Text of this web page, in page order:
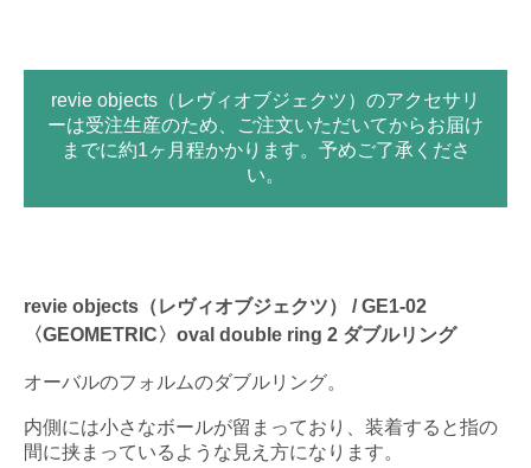
revie objects（レヴィオブジェクツ）のアクセサリ
ーは受注生産のため、ご注文いただいてからお届け
までに約1ヶ月程かかります。予めご了承くださ
い。
revie objects（レヴィオブジェクツ） / GE1-02
〈GEOMETRIC〉oval double ring 2 ダブルリング
オーバルのフォルムのダブルリング。
内側には小さなボールが留まっており、装着すると指の
間に挟まっているような見え方になります。